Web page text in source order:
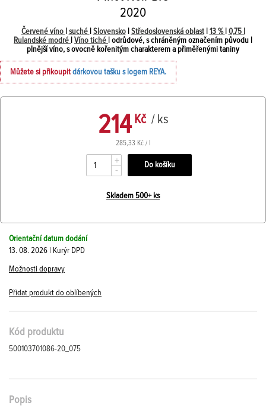
2020
Červené víno suché Slovensko| Středoslovenská oblast| 13 % 0,75 l
Rulandské modré
Víno tiché
| odrůdové, s chráněným označením původu |
plnější víno, s ovocně kořenitým charakterem a přiměřenými taniny
Můžete si přikoupit dárkovou tašku s logem REYA.
214 Kč / ks
285,33 Kč / l
+
-
Skladem 500+ ks
Orientační datum dodání
13. 08. 2026 | Kurýr DPD
Možnosti dopravy
Přidat produkt do oblíbených
Kód produktu
500103701086-20_075
Popis